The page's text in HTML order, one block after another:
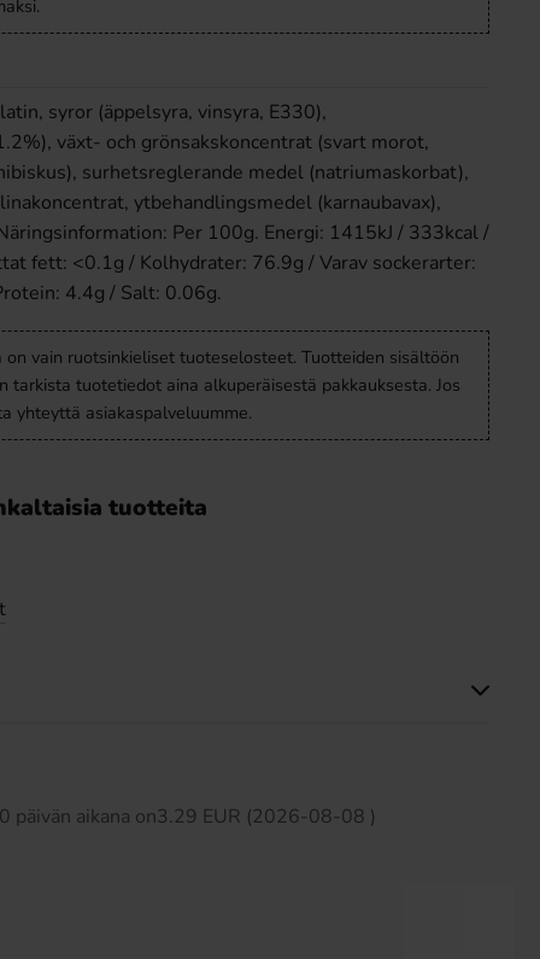
syror (äppelsyra, vinsyra, E330),
växt- och grönsakskoncentrat (svart morot,
surhetsreglerande medel (natriumaskorbat),
ytbehandlingsmedel (karnaubavax),
Per 100g. Energi: 1415kJ / 333kcal /
fett: <0.1g / Kolhydrater: 76.9g / Varav sockerarter:
4.4g / Salt: 0.06g.
vain ruotsinkieliset tuoteselosteet. Tuotteiden sisältöön
tarkista tuotetiedot aina alkuperäisestä pakkauksesta. Jos
yhteyttä asiakaspalveluumme.
tuotteita
päivän aikana on3.29 EUR (2026-08-08 )